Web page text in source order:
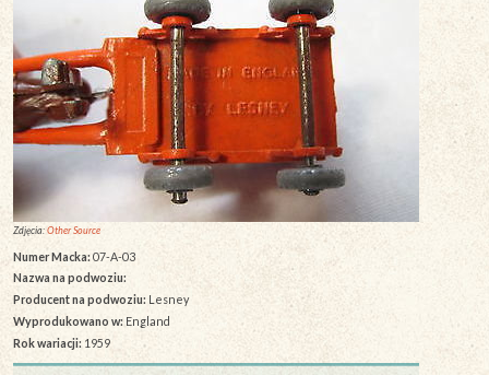
Zdjęcia:Other Source
Numer Macka: 07-A-03
Nazwa na podwoziu:
Producent na podwoziu: Lesney
Wyprodukowano w:England
Rok wariacji: 1959